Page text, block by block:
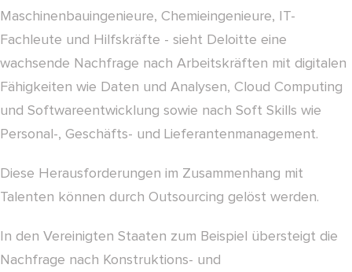
Maschinenbauingenieure, Chemieingenieure, IT-
Fachleute und Hilfskräfte - sieht Deloitte eine
wachsende Nachfrage nach Arbeitskräften mit digitalen
Fähigkeiten wie Daten und Analysen, Cloud Computing
und Softwareentwicklung sowie nach Soft Skills wie
Personal-, Geschäfts- und Lieferantenmanagement.
Diese Herausforderungen im Zusammenhang mit
Talenten können durch Outsourcing gelöst werden.
In den Vereinigten Staaten zum Beispiel übersteigt die
Nachfrage nach Konstruktions- und